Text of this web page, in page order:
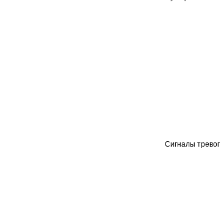
Сигналы тревог